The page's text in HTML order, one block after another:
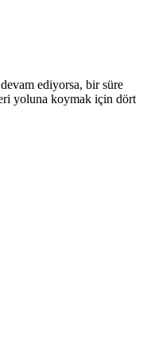
ediyorsa, bir süre
yoluna koymak için dört